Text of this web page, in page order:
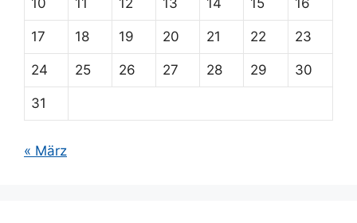
10 11 12 13 14 15 16
17 18 19 20 21 22 23
24 25 26 27 28 29 30
31
« März